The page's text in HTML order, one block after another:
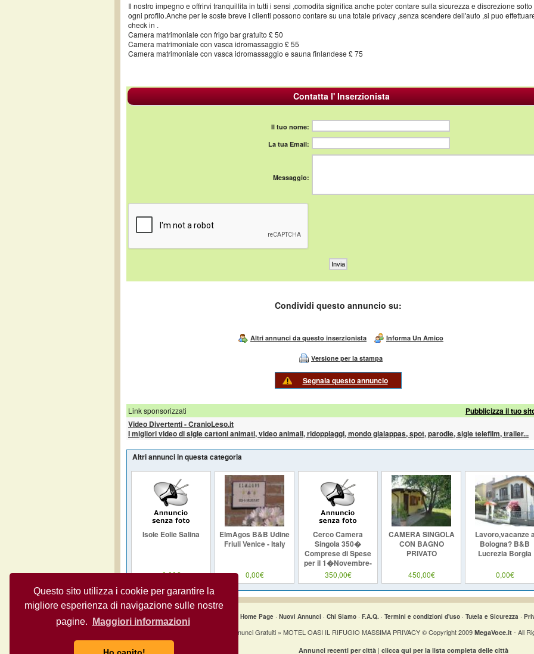
Questo sito utilizza i cookie per garantire la
migliore esperienza di navigazione sulle nostre
pagine.
Maggiori informazioni
Il nostro impegno e offrirvi tranquillita in tutti i sensi ,comodita significa anche poter contare sulla sicurezza e discrezione sotto
ogni profilo.Anche per le soste breve i clienti possono contare su una totale privacy ,senza scendere dell'auto ,si puo
check in .
Camera matrimoniale con frigo bar gratuito £ 50
Camera matrimoniale con vasca idromassaggio £ 55
Camera matrimoniale con vasca idromassaggio e sauna finlandese £ 75
Contatta l' Inserzionista
Il tuo nome:
La tua Email:
Messaggio:
Condividi questo annuncio su:
Altri annunci da questo inserzionista Informa Un Amico
Versione per la stampa
Segnala questo annuncio
Link sponsorizzati
Pubblicizza il tuo
Video Divertenti - CranioLeso.it
I migliori video di sigle cartoni animati, video animali, ridoppiaggi, mondo gialappas, spot, parodie, sigle telefilm, trailer...
Altri annunci in questa categoria
Isole Eolie Salina
0,00€
ElmAgos B&B Udine
Friuli Venice - Italy
0,00€
Cerco Camera
Singola 350�
Comprese di Spese
per il 1�Novembre-
URGENTE!!!
Garbatella,SanPaolo,Marconi
350,00€
CAMERA SINGOLA
CON BAGNO
PRIVATO
450,00€
Lavoro,vacanze
Bologna? B&B
Lucrezia Borgia
0,00€
Home Page · Nuovi Annunci · Chi Siamo · F.A.Q. · Termini e condizioni d'uso · Tutela e Sicurezza ·
Annunci Gratuiti » MOTEL OASI IL RIFUGIO MASSIMA PRIVACY © Copyright 2009 MegaVoce.it - All
Annunci recenti per città | clicca qui per la lista completa delle città